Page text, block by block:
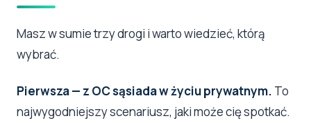
Masz w sumie trzy drogi i warto wiedzieć, którą
wybrać.
Pierwsza — z OC sąsiada w życiu prywatnym. To
najwygodniejszy scenariusz, jaki może cię spotkać.